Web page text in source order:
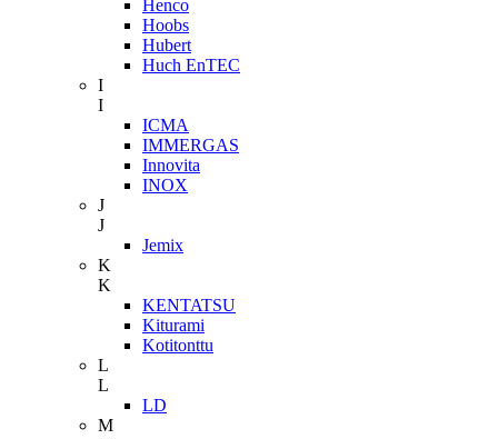
Henco
Hoobs
Hubert
Huch EnTEC
I
I
ICMA
IMMERGAS
Innovita
INOX
J
J
Jemix
K
K
KENTATSU
Kiturami
Kotitonttu
L
L
LD
M